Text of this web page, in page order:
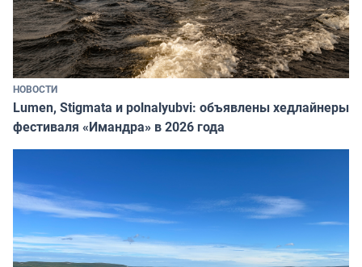
НОВОСТИ
Lumen, Stigmata и polnalyubvi: объявлены хедлайнеры
фестиваля «Имандра» в 2026 года